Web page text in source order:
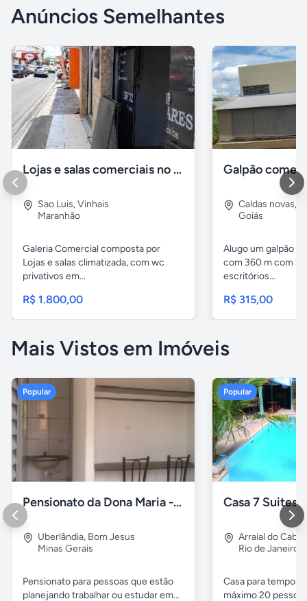
Anúncios Semelhantes
Lojas e salas comerciais no vinhais
Sao Luis,Vinhais
Maranhão
Galeria Comercial composta por
Lojas e salas climatizada, com wc
privativos em...
R$ 1.800,00
Galpão
Caldas novas,
Goiás
Alugo um galpão
com 360 m com 2
escritórios...
R$ 315,00
Mais Vistos em Imóveis
Popular
Pensionato da Dona Maria - Uberlândia/MG
Uberlândia, Bom Jesus
Minas Gerais
Pensionato para pessoas que estão
planejando trabalhar ou estudar em...
Popular
Arraial do Cabo
Rio de Janeiro
Casa para
máximo 20